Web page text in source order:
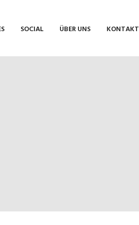
SOCIAL ÜBER UNS KONTAKT